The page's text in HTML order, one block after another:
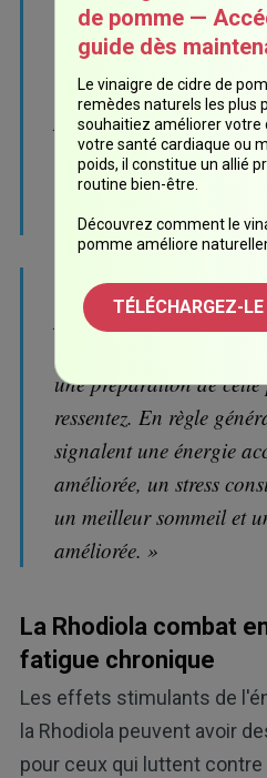
racine ne produit
significatif. Cela
médicaments destinés
provoquent
sommeil, des troubles
dysfonctionnements
troubles de l'humeur.
Contrairement à de
plantes, la Rhodiola
une préparation de
ressentez. En règle
signalent une énergie
améliorée, un stress
un meilleur sommeil et
améliorée. »
La Rhodiola combat
fatigue chronique
Les effets stimulants de
la Rhodiola peuvent avoir
pour ceux qui luttent
de pomme —
guide dès
Le vinaigre de cidre de
remèdes naturels les plus
souhaitiez améliorer votre
votre santé cardiaque ou
poids, il constitue un allié
routine bien-être.
Découvrez comment le
pomme améliore
TÉLÉCHARGEZ-